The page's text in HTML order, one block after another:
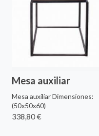
Mesa auxiliar
Mesa auxiliar Dimensiones:
(50x50x60)
338,80 €